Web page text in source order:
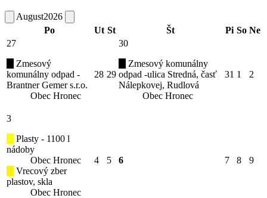
August2026
Po
Ut St Št Pi So Ne
27
Zmesový
komunálny odpad -
Brantner Gemer s.r.o.
Obec Hronec
28 29
30
Zmesový komunálny
odpad -ulica Stredná, časť
Nálepkovej, Rudlová
Obec Hronec
31 1 2
3
Plasty - 1100 l
nádoby
Obec Hronec
Vrecový zber
plastov, skla
Obec Hronec
4 5 6 7 8 9